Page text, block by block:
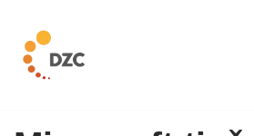
Skip